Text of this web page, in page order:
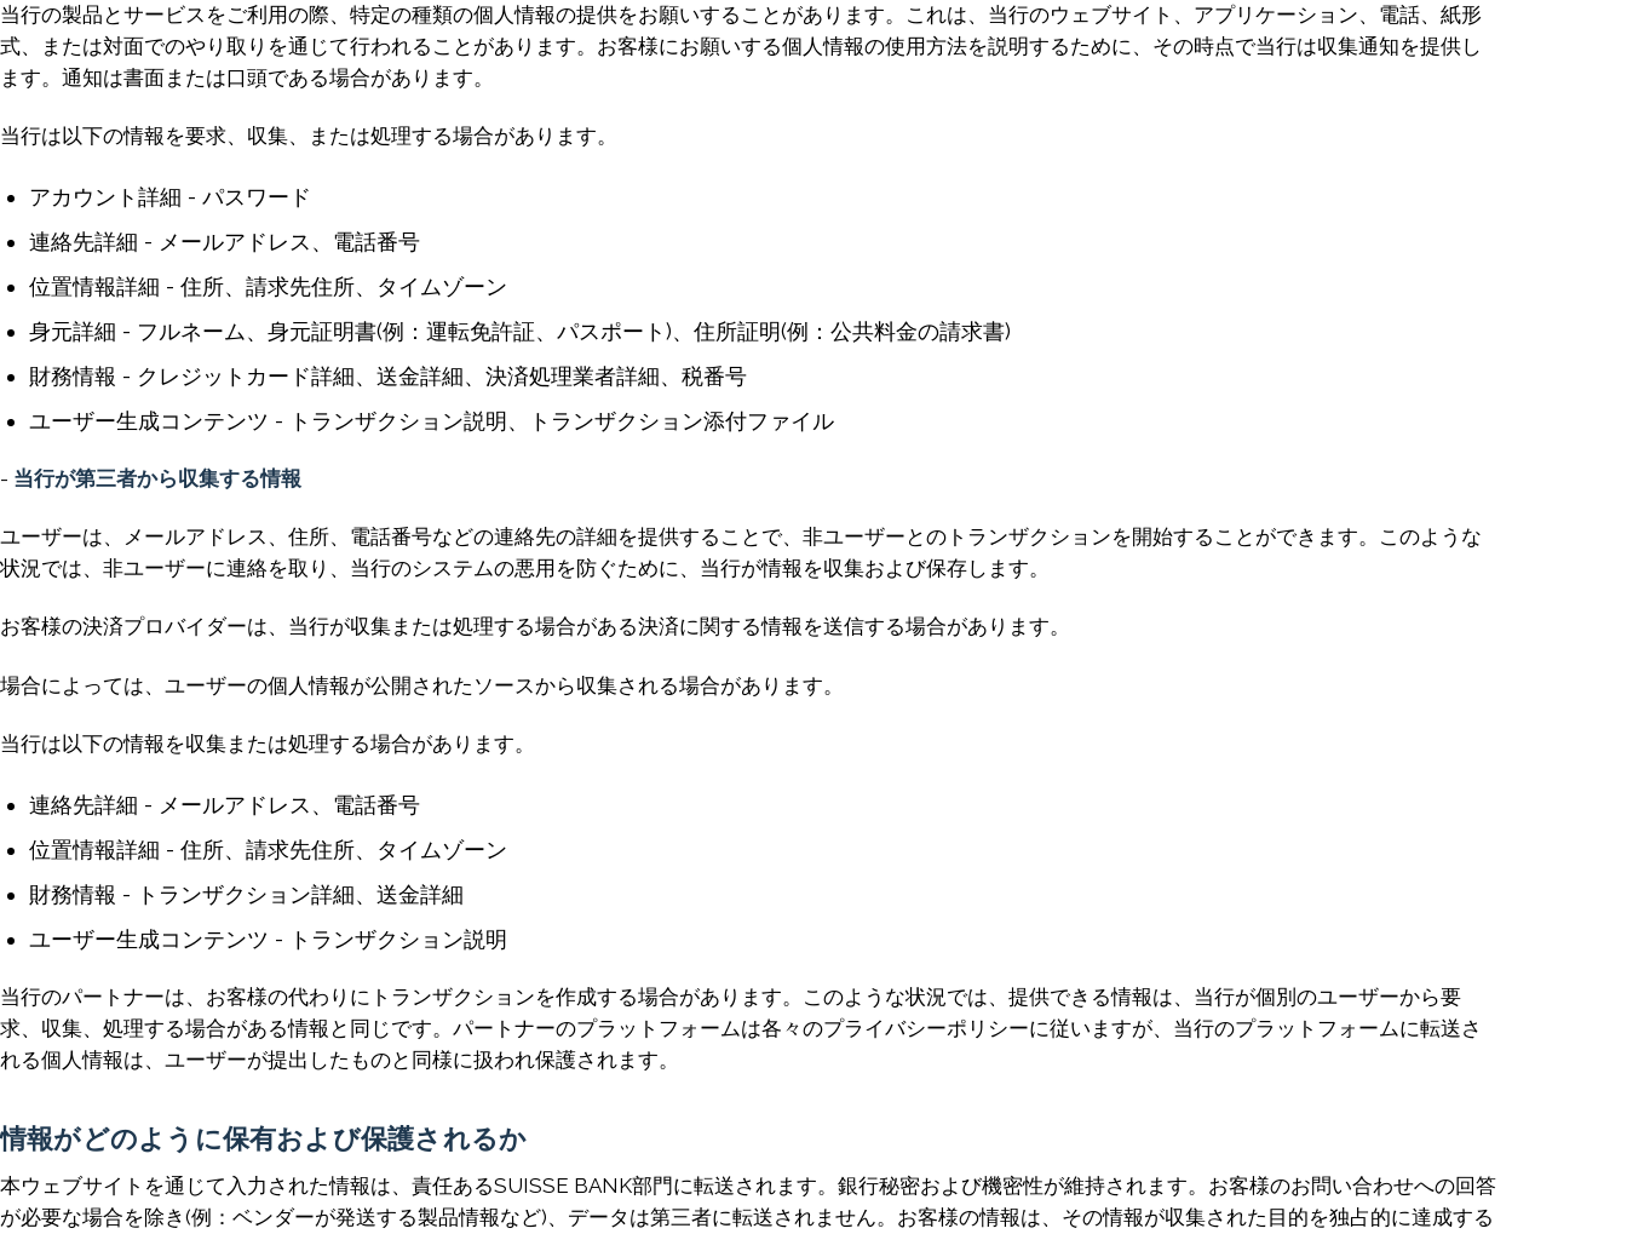
当行の製品とサービスをご利用の際、特定の種類の個人情報の提供をお願いすることがあります。これは、当行のウェブサイト、アプリケーション、電話、紙形
式、または対面でのやり取りを通じて行われることがあります。お客様にお願いする個人情報の使用方法を説明するために、その時点で当行は収集通知を提供し
ます。通知は書面または口頭である場合があります。
当行は以下の情報を要求、収集、または処理する場合があります。
アカウント詳細 - パスワード
連絡先詳細 - メールアドレス、電話番号
位置情報詳細 - 住所、請求先住所、タイムゾーン
身元詳細 - フルネーム、身元証明書(例：運転免許証、パスポート)、住所証明(例：公共料金の請求書)
財務情報 - クレジットカード詳細、送金詳細、決済処理業者詳細、税番号
ユーザー生成コンテンツ - トランザクション説明、トランザクション添付ファイル
- 当行が第三者から収集する情報
ユーザーは、メールアドレス、住所、電話番号などの連絡先の詳細を提供することで、非ユーザーとのトランザクションを開始することができます。このような
状況では、非ユーザーに連絡を取り、当行のシステムの悪用を防ぐために、当行が情報を収集および保存します。
お客様の決済プロバイダーは、当行が収集または処理する場合がある決済に関する情報を送信する場合があります。
場合によっては、ユーザーの個人情報が公開されたソースから収集される場合があります。
当行は以下の情報を収集または処理する場合があります。
連絡先詳細 - メールアドレス、電話番号
位置情報詳細 - 住所、請求先住所、タイムゾーン
財務情報 - トランザクション詳細、送金詳細
ユーザー生成コンテンツ - トランザクション説明
当行のパートナーは、お客様の代わりにトランザクションを作成する場合があります。このような状況では、提供できる情報は、当行が個別のユーザーから要
求、収集、処理する場合がある情報と同じです。パートナーのプラットフォームは各々のプライバシーポリシーに従いますが、当行のプラットフォームに転送さ
れる個人情報は、ユーザーが提出したものと同様に扱われ保護されます。
情報がどのように保有および保護されるか
本ウェブサイトを通じて入力された情報は、責任あるSUISSE BANK部門に転送されます。銀行秘密および機密性が維持されます。お客様のお問い合わせへの回答
が必要な場合を除き(例：ベンダーが発送する製品情報など)、データは第三者に転送されません。お客様の情報は、その情報が収集された目的を独占的に達成する